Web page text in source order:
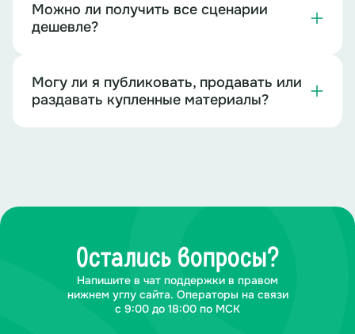
Можно ли получить все сценарии
дешевле?
Могу ли я публиковать, продавать или
раздавать купленные материалы?
Остались вопросы?
Напишите в чат поддержки в правом
нижнем углу сайта. Операторы на связи
с 9:00 до 18:00 по МСК